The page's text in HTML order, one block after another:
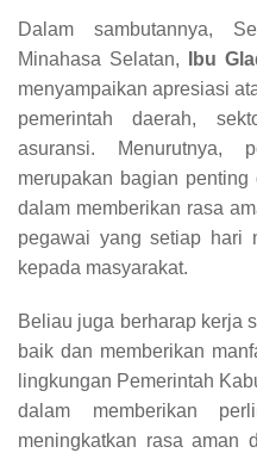
Dalam sambutannya,
Minahasa Selatan,
Ibu
menyampaikan apresiasi
pemerintah daerah,
asuransi. Menurutnya,
merupakan bagian
dalam memberikan rasa
pegawai yang setiap hari
kepada masyarakat.
Beliau juga berharap kerja
baik dan memberikan
lingkungan Pemerintah
dalam memberikan
meningkatkan rasa aman